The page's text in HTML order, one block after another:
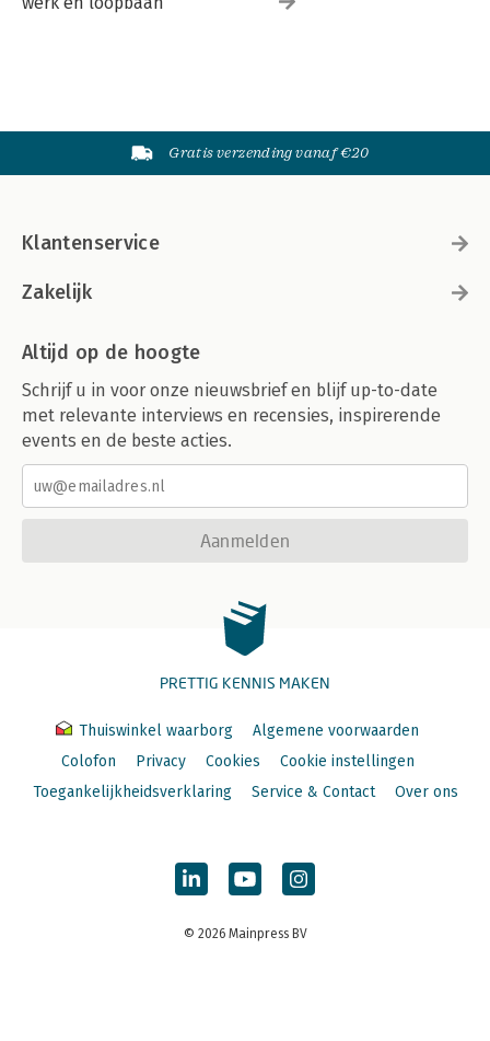
Gratis verzending vanaf €20
Klantenservice
Zakelijk
Altijd op de hoogte
Schrijf u in voor onze nieuwsbrief en blijf up-to-date
met relevante interviews en recensies, inspirerende
events en de beste acties.
Aanmelden
PRETTIG KENNIS MAKEN
Thuiswinkel waarborg
Algemene voorwaarden
Colofon
Privacy Cookies
Cookie instellingen
Toegankelijkheidsverklaring
Service & Contact Over ons
© 2026 Mainpress BV